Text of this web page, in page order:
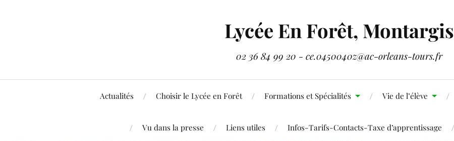
Lycée En Forêt, Montargis
02 36 84 99 20 - ce.0450040z@ac-orleans-tours.fr
Actualités Choisir le Lycée en Forêt Formations et Spécialités Vie de l’élève
Vu dans la presse Liens utiles Infos-Tarifs-Contacts-Taxe d’apprentissage